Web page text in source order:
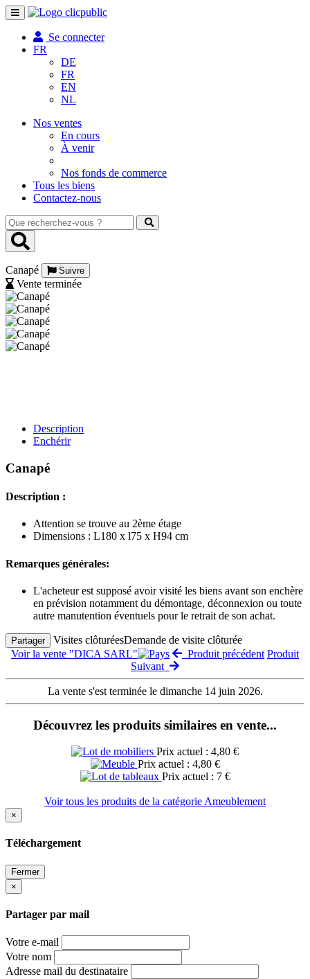
Toggle
navigation
Se connecter
FR
DE
FR
EN
NL
Nos ventes
En cours
À venir
Nos fonds de commerce
Tous les biens
Contactez-nous
Que
recherchez-
vous
Canapé
Suivre
Vente terminée
Description
Enchérir
Canapé
Description :
Attention se trouve au 2ème étage
Dimensions : L180 x l75 x H94 cm
Remarques générales:
L'acheteur est supposé avoir visité les biens avant son enchère
en prévision notamment du démontage, déconnexion ou toute
autre manutention éventuels pour le retrait de son achat.
Partager Visites clôturéesDemande de visite clôturée
Voir la vente "DICA SARL"
Produit précédent Produit
Suivant
La vente s'est terminée le dimanche 14 juin 2026.
Découvrez les produits similaires en vente...
Prix actuel : 4,80 €
Prix actuel : 4,80 €
Prix actuel : 7 €
Voir tous les produits de la catégorie Ameublement
×
Téléchargement
Fermer
×
Partager par mail
Votre e-mail
Votre nom
Adresse mail du destinataire